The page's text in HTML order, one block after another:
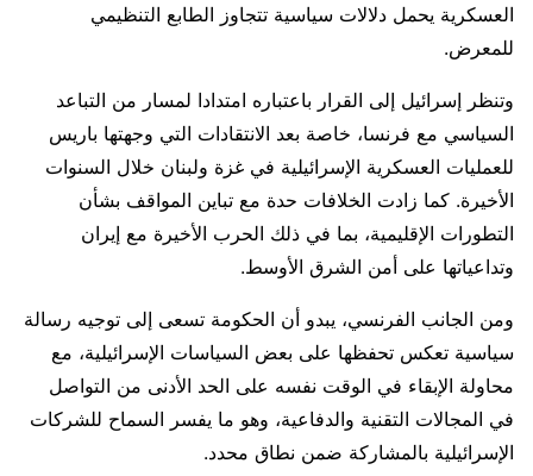
العسكرية يحمل دلالات سياسية تتجاوز الطابع التنظيمي
للمعرض.
وتنظر إسرائيل إلى القرار باعتباره امتدادا لمسار من التباعد
السياسي مع فرنسا، خاصة بعد الانتقادات التي وجهتها باريس
للعمليات العسكرية الإسرائيلية في غزة ولبنان خلال السنوات
الأخيرة. كما زادت الخلافات حدة مع تباين المواقف بشأن
التطورات الإقليمية، بما في ذلك الحرب الأخيرة مع إيران
وتداعياتها على أمن الشرق الأوسط.
ومن الجانب الفرنسي، يبدو أن الحكومة تسعى إلى توجيه رسالة
سياسية تعكس تحفظها على بعض السياسات الإسرائيلية، مع
محاولة الإبقاء في الوقت نفسه على الحد الأدنى من التواصل
في المجالات التقنية والدفاعية، وهو ما يفسر السماح للشركات
الإسرائيلية بالمشاركة ضمن نطاق محدد.